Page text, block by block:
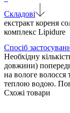
шкіри
голови
IAU
Shampoo
кількість
Складові
екстракт кореня
комплекс Lipidure
Спосіб
Необхідну
довжини)
на вологе
теплою водою.
Схожі товари